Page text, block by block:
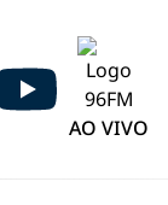
AO VIVO